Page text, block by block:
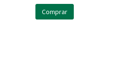
Comprar